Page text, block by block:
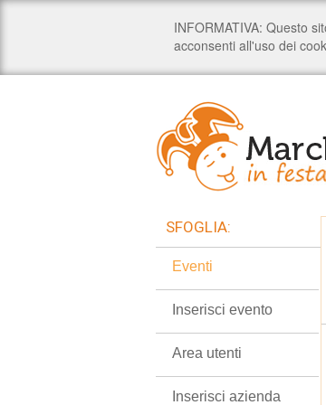
SFOGLIA:
Eventi
Inserisci evento
Area utenti
Inserisci azienda